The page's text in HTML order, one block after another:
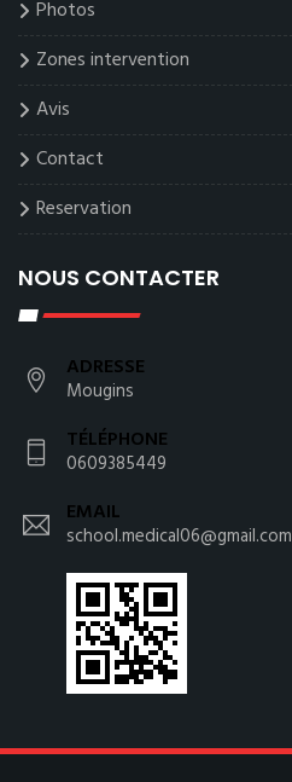
Photos
Zones intervention
Avis
Contact
Reservation
NOUS CONTACTER
ADRESSE
Mougins
TÉLÉPHONE
0609385449
EMAIL
school.medical06@gmail.com